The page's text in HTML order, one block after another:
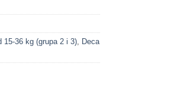
15-36 kg (grupa 2 i 3), Deca